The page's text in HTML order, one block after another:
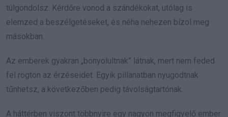
túlgondolsz. Kérdőre vonod a szándékokat, utólag is
elemzed a beszélgetéseket, és néha nehezen bízol meg
másokban.
Az emberek gyakran „bonyolultnak” látnak, mert nem feded
fel rögtön az érzéseidet. Egyik pillanatban nyugodtnak
tűnhetsz, a következőben pedig távolságtartónak.
A háttérben viszont többnyire egy nagyon megfigyelő ember